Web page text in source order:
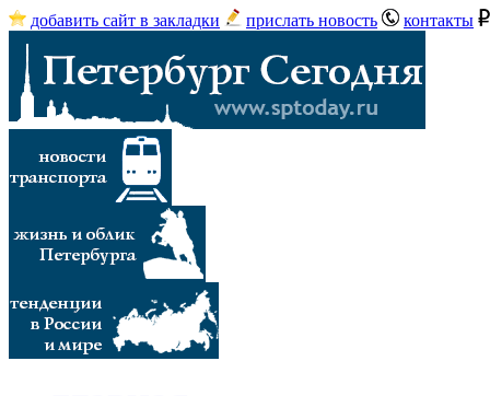
добавить сайт в закладки прислать новость контакты